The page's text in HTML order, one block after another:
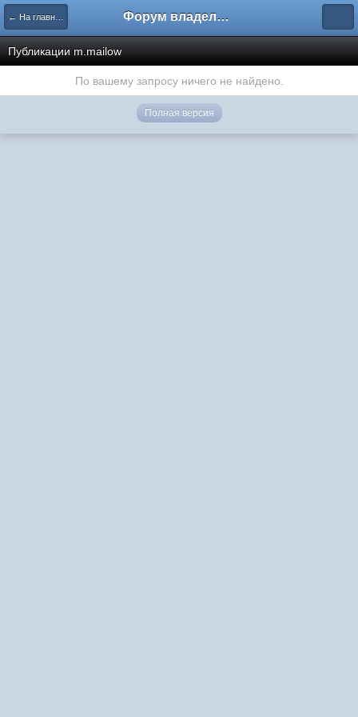
← На главную Форум владельцев интернет-магазинов
Публикации m.mailow
По вашему запросу ничего не найдено.
Полная версия